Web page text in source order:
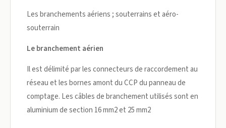
Les branchements aériens ; souterrains et aéro-
souterrain
Le branchement aérien
Il est délimité par les connecteurs de raccordement au
réseau et les bornes amont du CCP du panneau de
comptage. Les câbles de branchement utilisés sont en
aluminium de section 16 mm2 et 25 mm2